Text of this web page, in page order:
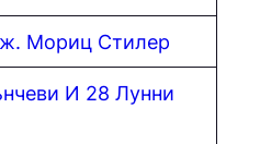
Мориц Стилер
И 28 Лунни